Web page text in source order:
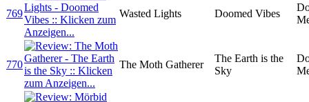
769 Wasted Lights Doomed Vibes
770 The Moth Gatherer
The Earth is the
Sky